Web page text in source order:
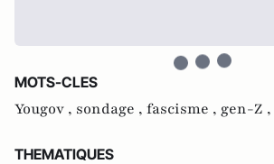
MOTS-CLES
Yougov , sondage , fascisme , gen-Z ,
THEMATIQUES